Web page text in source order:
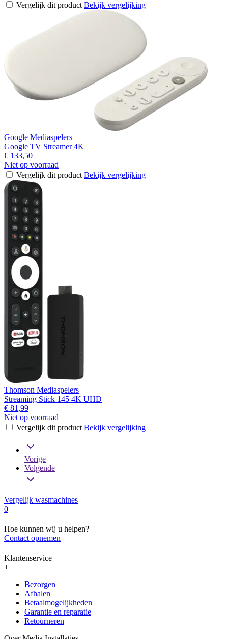
Vergelijk dit product Bekijk vergelijking
Google Mediaspelers
Google TV Streamer 4K
€ 133,50
Niet op voorraad
Vergelijk dit product Bekijk vergelijking
Thomson Mediaspelers
Streaming Stick 145 4K UHD
€ 81,99
Niet op voorraad
Vergelijk dit product Bekijk vergelijking
Vorige
Volgende
Vergelijk wasmachines
0
Hoe kunnen wij u helpen?
Contact opnemen
Klantenservice
+
Bezorgen
Afhalen
Betaalmogelijkheden
Garantie en reparatie
Retourneren